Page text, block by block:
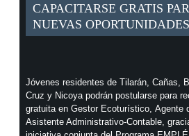
CAPACITARSE GRATIS
NUEVAS
Jóvenes residentes de Tilarán, Cañas,
Cruz y Nicoya podrán postularse para
gratuita en Gestor Ecoturístico, Agente
Asistente Administrativo-Contable,